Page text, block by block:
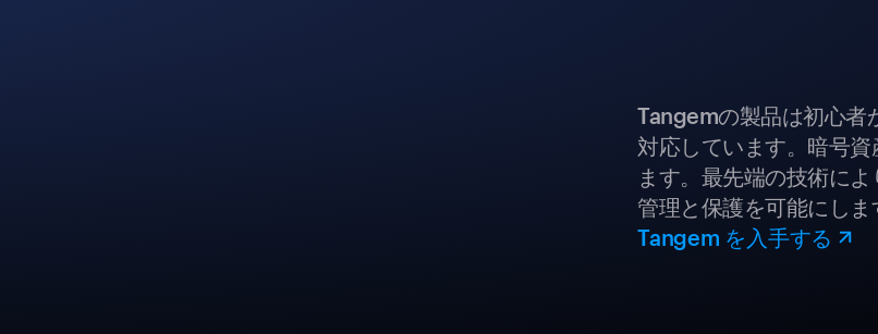
Tangemの製品は初心者
対応しています。暗号
ます。最先端の技術に
管理と保護を可能にしま
Tangem を入手する